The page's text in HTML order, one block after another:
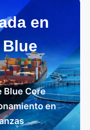
en
Blue Core
en